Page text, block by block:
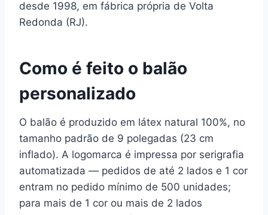
desde 1998, em fábrica própria de Volta
Redonda (RJ).
Como é feito o balão
personalizado
O balão é produzido em látex natural 100%, no
tamanho padrão de 9 polegadas (23 cm
inflado). A logomarca é impressa por serigrafia
automatizada — pedidos de até 2 lados e 1 cor
entram no pedido mínimo de 500 unidades;
para mais de 1 cor ou mais de 2 lados